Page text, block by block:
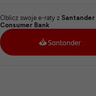
Oblicz swoje e-raty z Santander
Consumer Bank